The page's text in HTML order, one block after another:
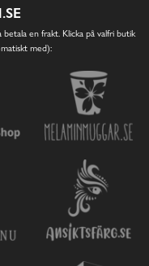
en frakt. Klicka på valfri butik
med):